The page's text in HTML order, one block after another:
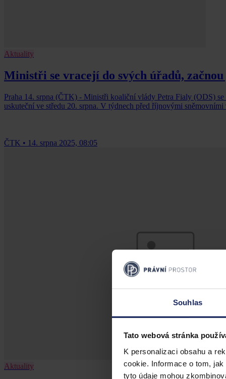
Souhlas
Tato webová stránka
K personalizaci obsahu a
cookie. Informace o tom,
tyto údaje mohou
Aktuality
Ministři se vracejí do svých úřadů,
Praha 14. srpna (ČTK) - Ministři koaliční vlády Petra Fialy (ODS)
uskuteční ve středu 20. srpna. V týdnech před říjnovými
ČTK • 14. srpna 2025, 08:05
Aktuality